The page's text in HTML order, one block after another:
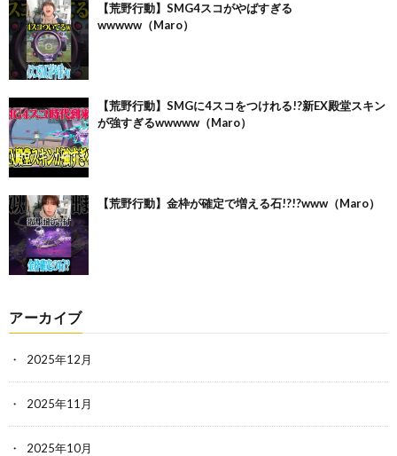
【荒野行動】SMG4スコがやばすぎる
wwwww（Maro）
【荒野行動】SMGに4スコをつけれる!?新EX殿堂スキン
が強すぎるwwwww（Maro）
【荒野行動】金枠が確定で増える石!?!?www（Maro）
アーカイブ
2025年12月
2025年11月
2025年10月